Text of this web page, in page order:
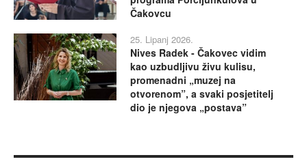
Čakovcu
25. Lipanj 2026.
Nives Radek - Čakovec vidim
kao uzbudljivu živu kulisu,
promenadni „muzej na
otvorenom”, a svaki posjetitelj
dio je njegova „postava”